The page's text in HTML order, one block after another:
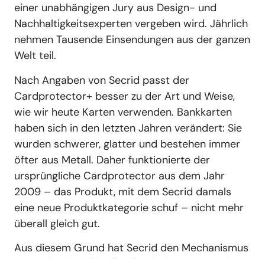
einer unabhängigen Jury aus Design- und
Nachhaltigkeitsexperten vergeben wird. Jährlich
nehmen Tausende Einsendungen aus der ganzen
Welt teil.
Nach Angaben von Secrid passt der
Cardprotector+ besser zu der Art und Weise,
wie wir heute Karten verwenden. Bankkarten
haben sich in den letzten Jahren verändert: Sie
wurden schwerer, glatter und bestehen immer
öfter aus Metall. Daher funktionierte der
ursprüngliche Cardprotector aus dem Jahr
2009 – das Produkt, mit dem Secrid damals
eine neue Produktkategorie schuf – nicht mehr
überall gleich gut.
Aus diesem Grund hat Secrid den Mechanismus